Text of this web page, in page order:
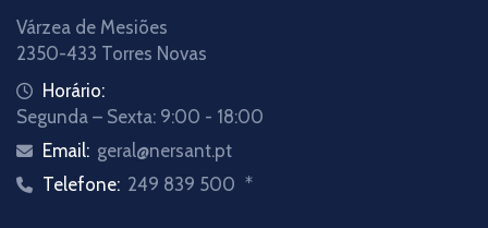
Várzea de Mesiões
2350-433 Torres Novas
Horário:
Segunda – Sexta: 9:00 - 18:00
Email: geral@nersant.pt
Telefone: 249 839 500 *